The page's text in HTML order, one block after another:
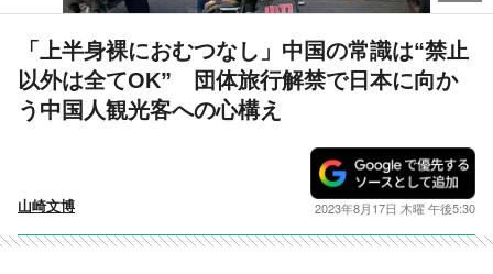
「上半身裸におむつなし」中国の常識は“禁止
以外は全てOK” 団体旅行解禁で日本に向か
う中国人観光客への心構え
山崎文博 2023年8月17日 木曜 午後5:30